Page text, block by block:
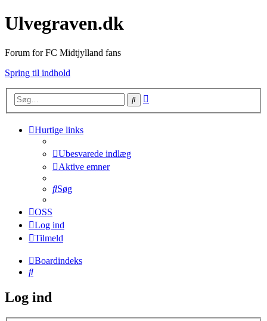
Ulvegraven.dk
Forum for FC Midtjylland fans
Spring til indhold
Søg
Hurtige links
Ubesvarede indlæg
Aktive emner
Søg
OSS
Log ind
Tilmeld
Boardindeks
Søg
Log ind